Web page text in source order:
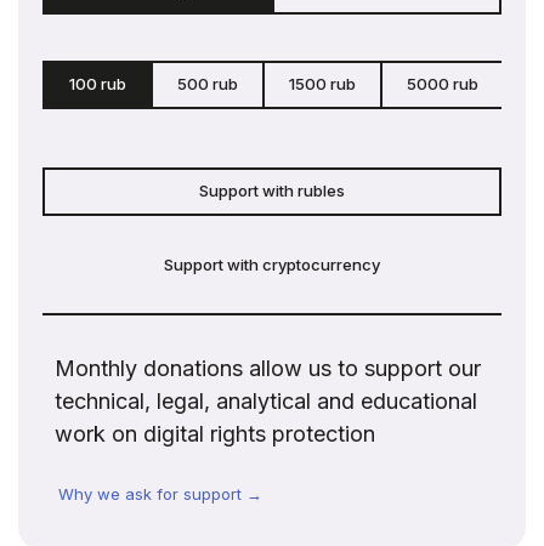
100 rub 500 rub 1500 rub 5000 rub
Support with rubles
Support with cryptocurrency
Monthly donations allow us to support our
technical, legal, analytical and educational
work on digital rights protection
Why we ask for support →